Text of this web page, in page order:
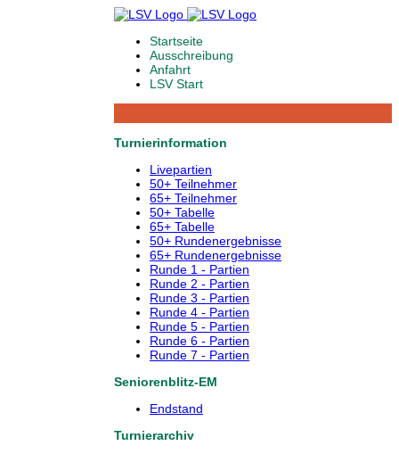
Startseite
Ausschreibung
Anfahrt
LSV Start
Turnierinformation
Livepartien
50+ Teilnehmer
65+ Teilnehmer
50+ Tabelle
65+ Tabelle
50+ Rundenergebnisse
65+ Rundenergebnisse
Runde 1 - Partien
Runde 2 - Partien
Runde 3 - Partien
Runde 4 - Partien
Runde 5 - Partien
Runde 6 - Partien
Runde 7 - Partien
Seniorenblitz-EM
Endstand
Turnierarchiv